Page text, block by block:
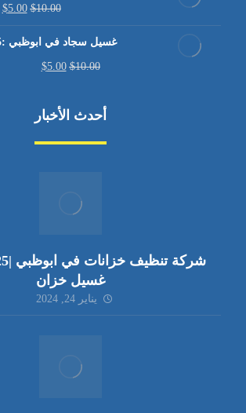
$10.00
$5.00
غسيل سجاد في ابوظبي :0504348425
$10.00
$5.00
أحدث الأخبار
غسيل خزان
يناير 24, 2024